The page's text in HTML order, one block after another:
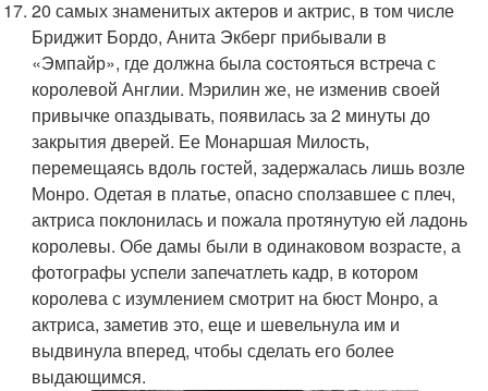
20 самых знаменитых актеров и актрис, в том числе
Бриджит Бордо, Анита Экберг прибывали в
«Эмпайр», где должна была состояться встреча с
королевой Англии. Мэрилин же, не изменив своей
привычке опаздывать, появилась за 2 минуты до
закрытия дверей. Ее Монаршая Милость,
перемещаясь вдоль гостей, задержалась лишь возле
Монро. Одетая в платье, опасно сползавшее с плеч,
актриса поклонилась и пожала протянутую ей ладонь
королевы. Обе дамы были в одинаковом возрасте, а
фотографы успели запечатлеть кадр, в котором
королева с изумлением смотрит на бюст Монро, а
актриса, заметив это, еще и шевельнула им и
выдвинула вперед, чтобы сделать его более
выдающимся.